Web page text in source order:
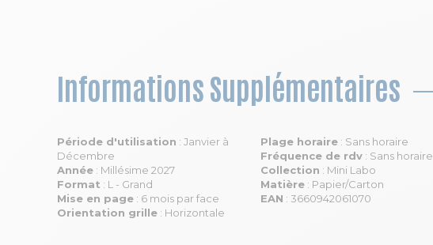
Informations Supplémentaires
Période d'utilisation : Janvier à
Décembre
Année : Millésime 2027
Format : L - Grand
Mise en page : 6 mois par face
Orientation grille : Horizontale
Plage horaire : Sans horaire
Fréquence de rdv : Sans horaire
Collection : Mini Labo
Matière : Papier/Carton
EAN : 3660942061070